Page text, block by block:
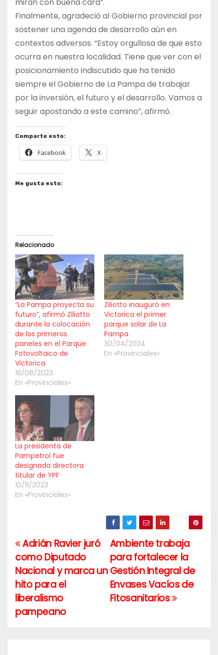
miran con buena cara”.
Finalmente, agradeció al Gobierno provincial por
sostener una agenda de desarrollo aún en
contextos adversos. “Estoy orgullosa de que esto
ocurra en nuestra localidad. Tiene que ver con el
posicionamiento indiscutido que ha tenido
siempre el Gobierno de La Pampa de trabajar
por la inversión, el futuro y el desarrollo. Vamos a
seguir apostando a este camino”, afirmó.
Comparte esto:
Facebook X
Me gusta esto:
Relacionado
“La Pampa proyecta su
futuro”, afirmó Ziliotto
durante la colocación
de los primeros
paneles en el Parque
Fotovoltaico de
Victorica
16/08/2023
En «Provinciales»
Ziliotto inauguró en
Victorica el primer
parque solar de La
Pampa
30/04/2024
En «Provinciales»
La presidenta de
Pampetrol fue
designada directora
titular de YPF
10/11/2023
En «Provinciales»
Navegación
de
entradas
Ambiente trabaja
para fortalecer la
Gestión Integral de
Envases Vacíos de
Fitosanitarios
Adrián Ravier juró
como Diputado
Nacional y marca un
hito para el
liberalismo
pampeano